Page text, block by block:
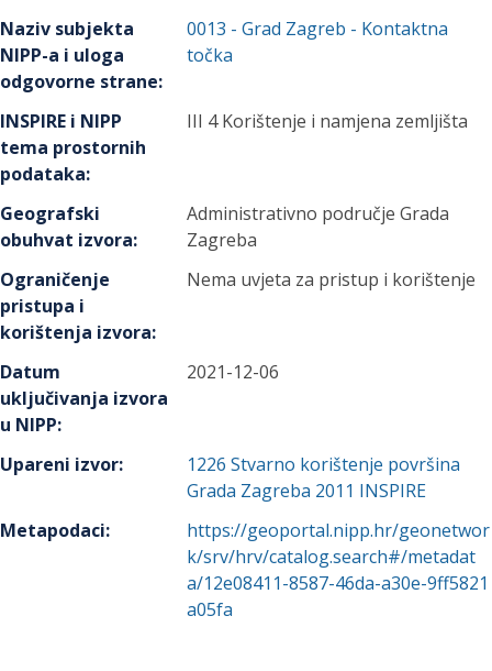
Naziv subjekta
NIPP-a i uloga
odgovorne strane:
0013 -Grad Zagreb - Kontaktna
točka
INSPIRE i NIPP
tema prostornih
podataka:
III 4 Korištenje i namjena zemljišta
Geografski
obuhvat izvora:
Administrativno područje Grada
Zagreba
Ograničenje
pristupa i
korištenja izvora:
Nema uvjeta za pristup i korištenje
Datum
uključivanja izvora
u NIPP:
2021-12-06
Upareni izvor: 1226 Stvarno korištenje površina
Grada Zagreba 2011 INSPIRE
Metapodaci:
https://geoportal.nipp.hr/geonetwor
k/srv/hrv/catalog.search#/metadat
a/12e08411-8587-46da-a30e-9ff5821
a05fa